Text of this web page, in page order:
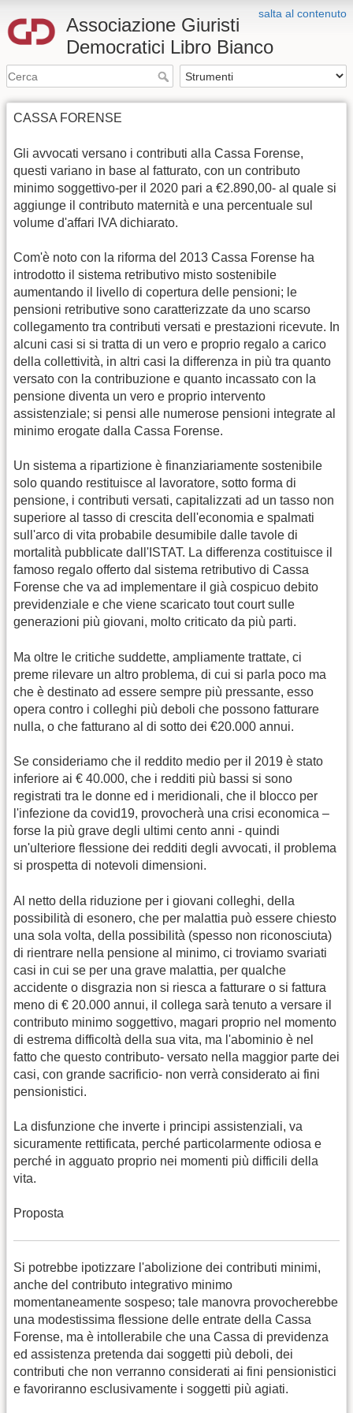
salta al contenuto
Associazione Giuristi
Democratici Libro Bianco
CASSA FORENSE
Gli avvocati versano i contributi alla Cassa Forense,
questi variano in base al fatturato, con un contributo
minimo soggettivo-per il 2020 pari a €2.890,00- al quale si
aggiunge il contributo maternità e una percentuale sul
volume d'affari IVA dichiarato.
Com'è noto con la riforma del 2013 Cassa Forense ha
introdotto il sistema retributivo misto sostenibile
aumentando il livello di copertura delle pensioni; le
pensioni retributive sono caratterizzate da uno scarso
collegamento tra contributi versati e prestazioni ricevute. In
alcuni casi si si tratta di un vero e proprio regalo a carico
della collettività, in altri casi la differenza in più tra quanto
versato con la contribuzione e quanto incassato con la
pensione diventa un vero e proprio intervento
assistenziale; si pensi alle numerose pensioni integrate al
minimo erogate dalla Cassa Forense.
Un sistema a ripartizione è finanziariamente sostenibile
solo quando restituisce al lavoratore, sotto forma di
pensione, i contributi versati, capitalizzati ad un tasso non
superiore al tasso di crescita dell'economia e spalmati
sull'arco di vita probabile desumibile dalle tavole di
mortalità pubblicate dall'ISTAT. La differenza costituisce il
famoso regalo offerto dal sistema retributivo di Cassa
Forense che va ad implementare il già cospicuo debito
previdenziale e che viene scaricato tout court sulle
generazioni più giovani, molto criticato da più parti.
Ma oltre le critiche suddette, ampliamente trattate, ci
preme rilevare un altro problema, di cui si parla poco ma
che è destinato ad essere sempre più pressante, esso
opera contro i colleghi più deboli che possono fatturare
nulla, o che fatturano al di sotto dei €20.000 annui.
Se consideriamo che il reddito medio per il 2019 è stato
inferiore ai € 40.000, che i redditi più bassi si sono
registrati tra le donne ed i meridionali, che il blocco per
l'infezione da covid19, provocherà una crisi economica –
forse la più grave degli ultimi cento anni - quindi
un'ulteriore flessione dei redditi degli avvocati, il problema
si prospetta di notevoli dimensioni.
Al netto della riduzione per i giovani colleghi, della
possibilità di esonero, che per malattia può essere chiesto
una sola volta, della possibilità (spesso non riconosciuta)
di rientrare nella pensione al minimo, ci troviamo svariati
casi in cui se per una grave malattia, per qualche
accidente o disgrazia non si riesca a fatturare o si fattura
meno di € 20.000 annui, il collega sarà tenuto a versare il
contributo minimo soggettivo, magari proprio nel momento
di estrema difficoltà della sua vita, ma l'abominio è nel
fatto che questo contributo- versato nella maggior parte dei
casi, con grande sacrificio- non verrà considerato ai fini
pensionistici.
La disfunzione che inverte i principi assistenziali, va
sicuramente rettificata, perché particolarmente odiosa e
perché in agguato proprio nei momenti più difficili della
vita.
Proposta
Si potrebbe ipotizzare l'abolizione dei contributi minimi,
anche del contributo integrativo minimo
momentaneamente sospeso; tale manovra provocherebbe
una modestissima flessione delle entrate della Cassa
Forense, ma è intollerabile che una Cassa di previdenza
ed assistenza pretenda dai soggetti più deboli, dei
contributi che non verranno considerati ai fini pensionistici
e favoriranno esclusivamente i soggetti più agiati.